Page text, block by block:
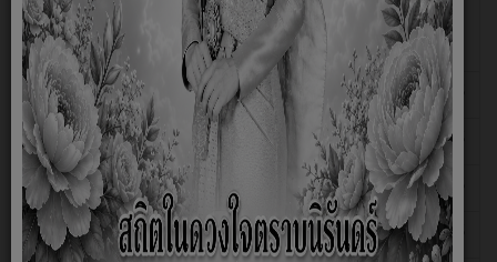
ข้อมูลภูมิปัญญาท้องถิ่น ประจำปีงบประมาณ
พ.ศ.2567
02 พฤษภาคม
2568
ภาษาและวรรณกรรม 28 ตุลาคม 2565
ศิลปกรรม กลองยาว 28 ตุลาคม 2565
เกษตรกรรม 28 ตุลาคม 2565
ไม้กวาดดอกหญ้า 28 ตุลาคม 2565